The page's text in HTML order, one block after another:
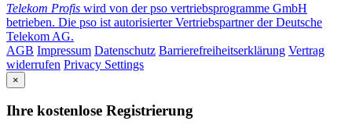
Telekom Profis wird von der pso vertriebsprogramme GmbH
betrieben. Die pso ist autorisierter Vertriebspartner der Deutsche
Telekom AG.
AGB Impressum Datenschutz Barrierefreiheitserklärung Vertrag
widerrufen Privacy Settings
×
Ihre kostenlose Registrierung